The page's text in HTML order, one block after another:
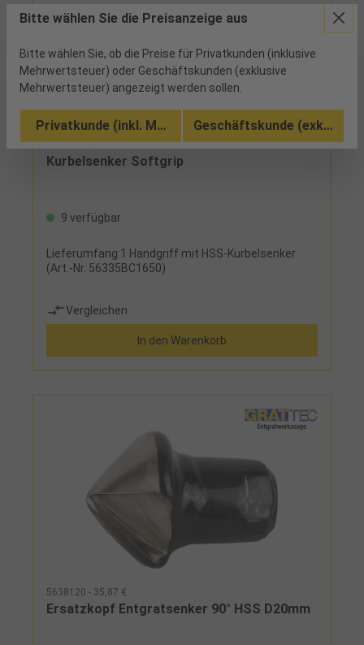
56329 - 40,56 €
Kurbelsenker Softgrip
9 verfügbar
Lieferumfang:1 Handgriff mit HSS-Kurbelsenker
(Art.-Nr. 56335BC1650)
Vergleichen
In den Warenkorb
5638120 - 35,87 €
Ersatzkopf Entgratsenker 90° HSS D20mm
Bitte wählen Sie die Preisanzeige aus
Bitte wählen Sie, ob die Preise für Privatkunden (inklusive
Mehrwertsteuer) oder Geschäftskunden (exklusive
Mehrwertsteuer) angezeigt werden sollen.
Privatkunde (inkl. MwSt.) Geschäftskunde (exkl.